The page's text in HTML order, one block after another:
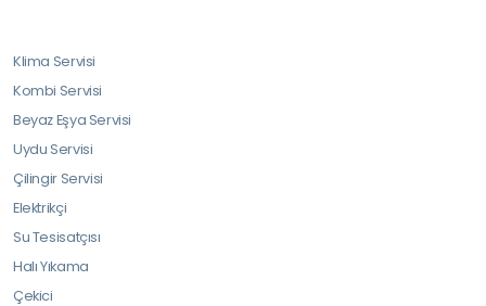
Klima Servisi
Kombi Servisi
Beyaz Eşya Servisi
Uydu Servisi
Çilingir Servisi
Elektrikçi
Su Tesisatçısı
Halı Yıkama
Çekici